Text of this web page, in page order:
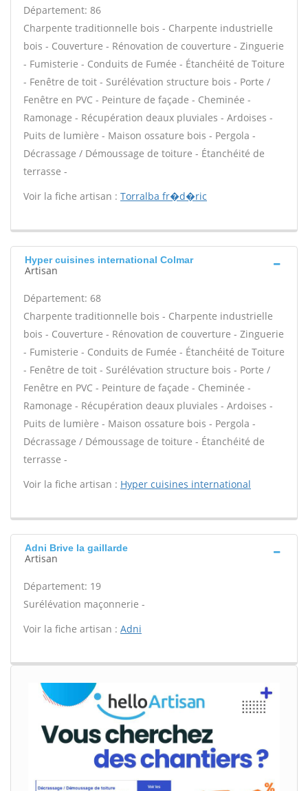
Département: 86
Charpente traditionnelle bois - Charpente industrielle
bois - Couverture - Rénovation de couverture - Zinguerie
- Fumisterie - Conduits de Fumée - Étanchéité de Toiture
- Fenêtre de toit - Surélévation structure bois - Porte /
Fenêtre en PVC - Peinture de façade - Cheminée -
Ramonage - Récupération deaux pluviales - Ardoises -
Puits de lumière - Maison ossature bois - Pergola -
Décrassage / Démoussage de toiture - Étanchéité de
terrasse -
Voir la fiche artisan : Torralba fr�d�ric
Hyper cuisines international Colmar
Artisan
Département: 68
Charpente traditionnelle bois - Charpente industrielle
bois - Couverture - Rénovation de couverture - Zinguerie
- Fumisterie - Conduits de Fumée - Étanchéité de Toiture
- Fenêtre de toit - Surélévation structure bois - Porte /
Fenêtre en PVC - Peinture de façade - Cheminée -
Ramonage - Récupération deaux pluviales - Ardoises -
Puits de lumière - Maison ossature bois - Pergola -
Décrassage / Démoussage de toiture - Étanchéité de
terrasse -
Voir la fiche artisan : Hyper cuisines international
Adni Brive la gaillarde
Artisan
Département: 19
Surélévation maçonnerie -
Voir la fiche artisan : Adni